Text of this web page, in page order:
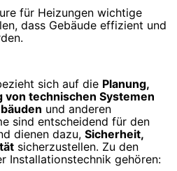
für Heizungen wichtige
dass Gebäude effizient und
sich auf die Planung,
von technischen Systemen
und anderen
sind entscheidend für den
dienen dazu, Sicherheit,
sicherzustellen. Zu den
Installationstechnik gehören: